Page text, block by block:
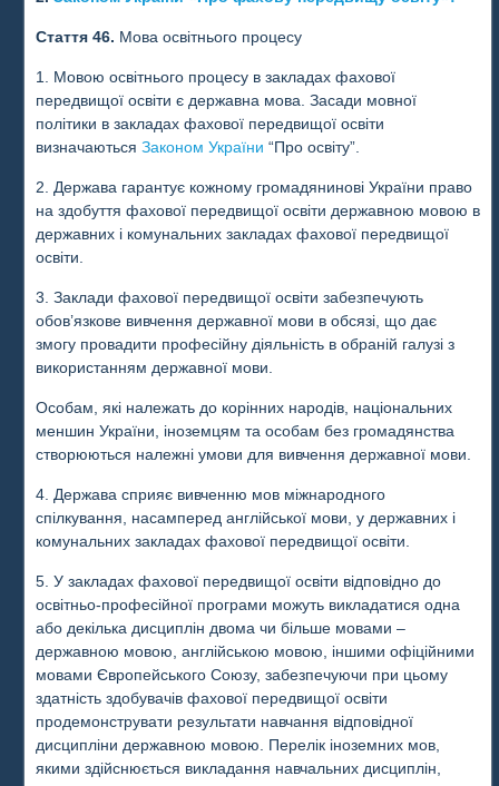
Стаття 46. Мова освітнього процесу
1. Мовою освітнього процесу в закладах фахової
передвищої освіти є державна мова. Засади мовної
політики в закладах фахової передвищої освіти
визначаються Законом України “Про освіту”.
2. Держава гарантує кожному громадянинові України право
на здобуття фахової передвищої освіти державною мовою в
державних і комунальних закладах фахової передвищої
освіти.
3. Заклади фахової передвищої освіти забезпечують
обов’язкове вивчення державної мови в обсязі, що дає
змогу провадити професійну діяльність в обраній галузі з
використанням державної мови.
Особам, які належать до корінних народів, національних
меншин України, іноземцям та особам без громадянства
створюються належні умови для вивчення державної мови.
4. Держава сприяє вивченню мов міжнародного
спілкування, насамперед англійської мови, у державних і
комунальних закладах фахової передвищої освіти.
5. У закладах фахової передвищої освіти відповідно до
освітньо-професійної програми можуть викладатися одна
або декілька дисциплін двома чи більше мовами –
державною мовою, англійською мовою, іншими офіційними
мовами Європейського Союзу, забезпечуючи при цьому
здатність здобувачів фахової передвищої освіти
продемонструвати результати навчання відповідної
дисципліни державною мовою. Перелік іноземних мов,
якими здійснюється викладання навчальних дисциплін,